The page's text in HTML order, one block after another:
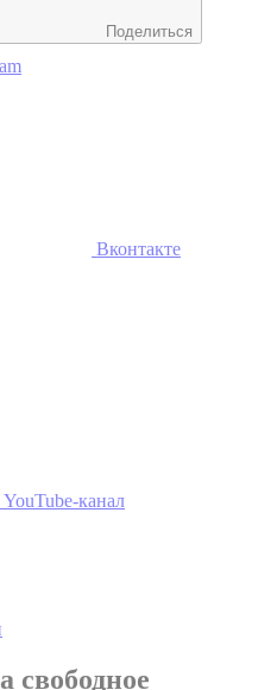
Поделиться
Вконтакте
канал